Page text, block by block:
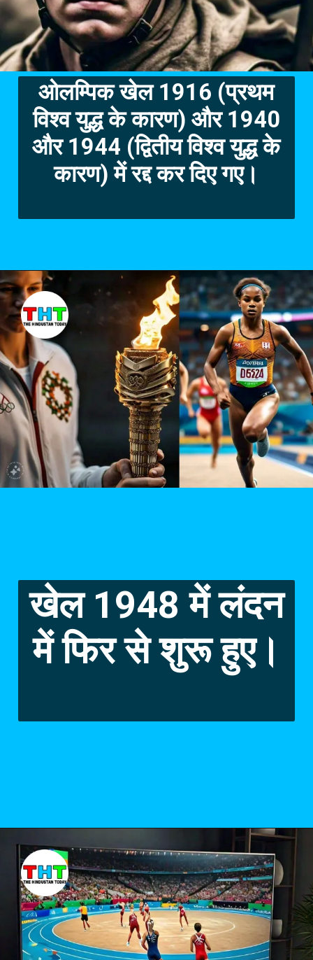
ओलम्पिक खेल 1916 (प्रथम
विश्व युद्ध के कारण) और 1940
और 1944 (द्वितीयविश्व युद्ध के
कारण) में रद्द कर दिए गए।
खेल 1948 में लंदन
में फिर से शुरू हुए।